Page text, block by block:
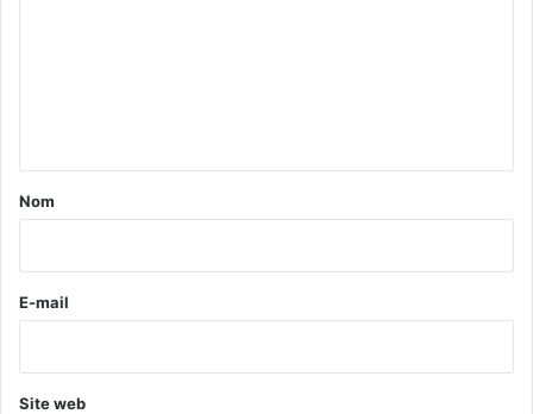
a
e
Nom
E-mail
Site web